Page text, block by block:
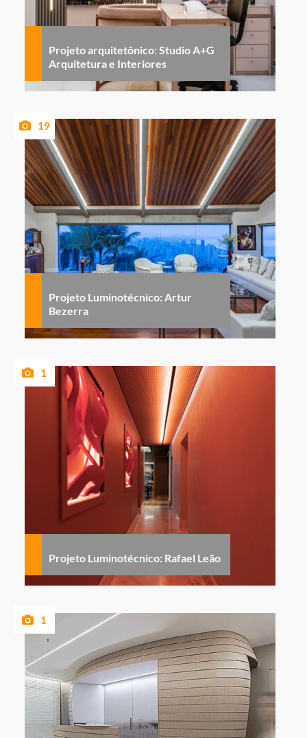
Projeto arquitetônico: Studio A+G
Arquitetura e Interiores
19
Projeto Luminotécnico: Artur
Bezerra
1
Projeto Luminotécnico: Rafael Leão
1